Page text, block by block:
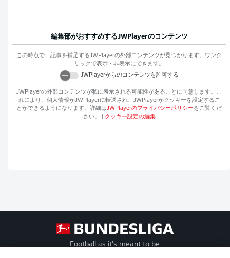
編集部がおすすめするJWPlayerのコンテンツ
この時点で、記事を補足するJWPlayerの外部コンテンツが見つかります。ワンク
リックで表示・非表示にできます。
JWPlayerからのコンテンツを許可する
JWPlayerの外部コンテンツが私に表示される可能性があることに同意します。こ
れにより、個人情報がJWPlayerに転送され、 JWPlayerがクッキーを設定するこ
とができるようになります。詳細はJWPlayerのプライバシーポリシーをご覧くだ
さい。
クッキー設定の編集
Football as it's meant to be